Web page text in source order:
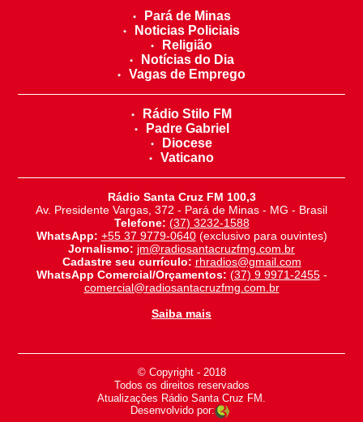
Pará de Minas
Noticias Policiais
Religião
Notícias do Dia
Vagas de Emprego
Rádio Stilo FM
Padre Gabriel
Diocese
Vaticano
Rádio Santa Cruz FM 100,3
Av. Presidente Vargas, 372 - Pará de Minas - MG - Brasil
Telefone: (37) 3232-1588
WhatsApp: +55 37 9779-0640(exclusivo para ouvintes)
Jornalismo: jm@radiosantacruzfmg.com.br
Cadastre seu currículo: rhradios@gmail.com
WhatsApp Comercial/Orçamentos: (37) 9 9971-2455-
comercial@radiosantacruzfmg.com.br
Saiba mais
© Copyright - 2018
-
Todos os direitos reservados
-
Atualizações Rádio Santa Cruz FM.
Desenvolvido por: